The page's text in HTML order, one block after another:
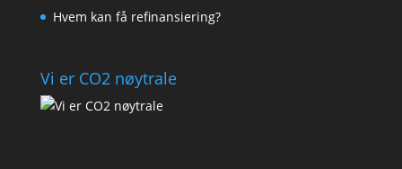
Hvem kan få refinansiering?
Vi er CO2 nøytrale